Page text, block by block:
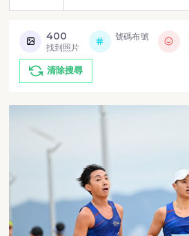
400
找到照片
號碼布號
清除搜尋